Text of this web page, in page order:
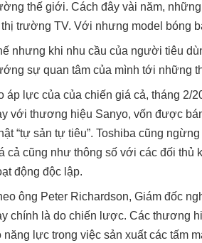
thế giới. Cách đây vài năm,
thị trường TV. Với nhưng model bóng
nhưng khi nhu cầu của người tiêu
sự quan tâm của mình tới những
áp lực của của chiến giá cả, tháng 2/
với thương hiệu Sanyo, vốn được
“tự sản tự tiêu”. Toshiba cũng
cả cũng như thông số với các đối thủ
động độc lập.
ông Peter Richardson, Giám đốc
chính là do chiến lược. Các thương
năng lực trong việc sản xuất các tấm